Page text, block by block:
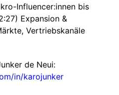
Influencer:innen bis
Expansion &
Vertriebskanäle
de Neui:
in/karojunker